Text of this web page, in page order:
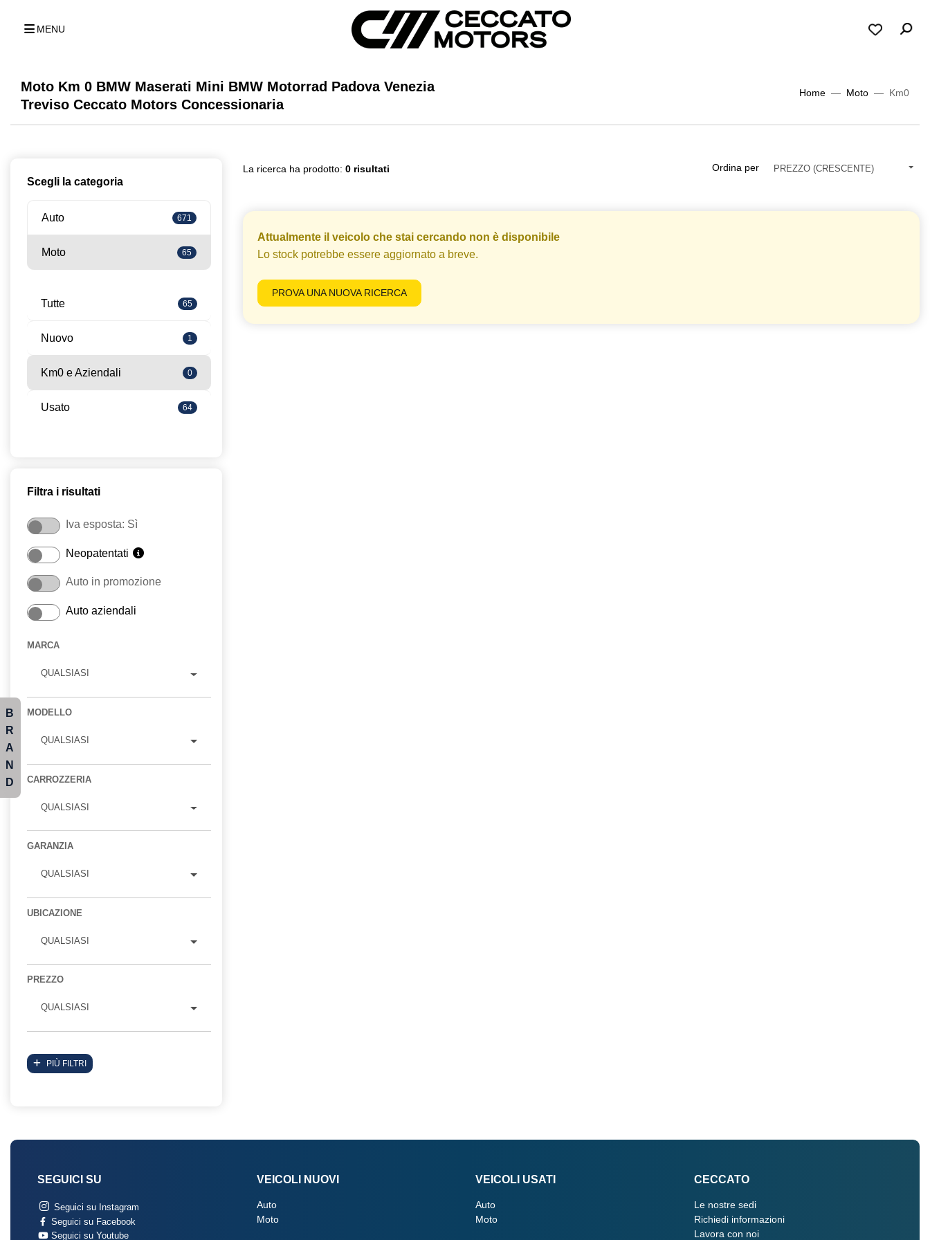
MENU
Moto Km 0 BMW Maserati Mini BMW Motorrad Padova Venezia
Treviso Ceccato Motors Concessionaria
Home Moto Km0
Scegli la categoria
Auto 671
Moto 65
Tutte 65
Nuovo 1
Km0 e Aziendali 0
Usato 64
Filtra i risultati
Iva esposta: Sì
Neopatentati
Auto in promozione
Auto aziendali
MARCA
QUALSIASI
MODELLO
QUALSIASI
CARROZZERIA
QUALSIASI
GARANZIA
QUALSIASI
UBICAZIONE
QUALSIASI
PREZZO
QUALSIASI
PIÙ FILTRI
La ricerca ha prodotto: 0 risultati Ordina per PREZZO (CRESCENTE)
Attualmente il veicolo che stai cercando non è disponibile
Lo stock potrebbe essere aggiornato a breve.
PROVA UNA NUOVA RICERCA
SEGUICI SU
Seguici su Instagram
Seguici su Facebook
Seguici su Youtube
VEICOLI NUOVI
Auto
Moto
VEICOLI USATI
Auto
Moto
CECCATO
Le nostre sedi
Richiedi informazioni
Lavora con noi
B
R
A
N
D